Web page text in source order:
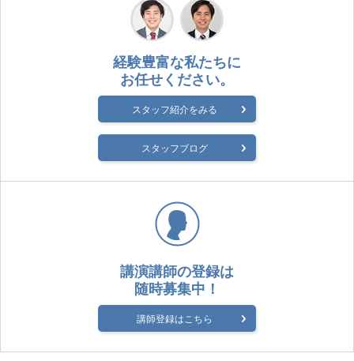
経験豊富な私たちに
お任せください。
スタッフ紹介をみる
スタッフブログ
講演講師の登録は
随時募集中！
講師登録はこちら